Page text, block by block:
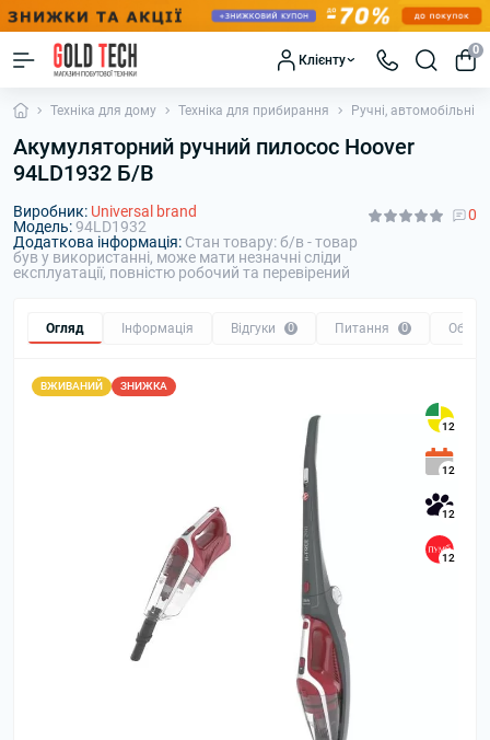
Клієнту
0
Техніка для дому Техніка для прибирання Ручні, автомобільні
Акумуляторний ручний пилосос Hoover
94LD1932 Б/В
Виробник: Universal brand
Модель:94LD1932
Додаткова інформація: Стан товару: б/в - товар
був у використанні, може мати незначні сліди
експлуатації, повністю робочий та перевірений
0
Огляд Інформація Відгуки 0 Питання 0 Обмін
ВЖИВАНИЙ ЗНИЖКА
12
12
12
12